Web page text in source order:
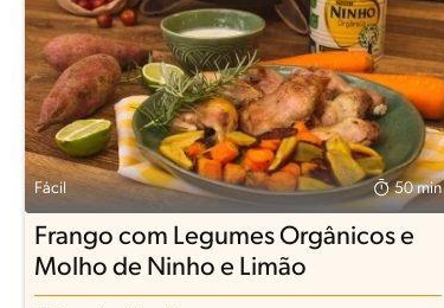
Fácil 50 min
Frango com Legumes Orgânicos e
Molho de Ninho e Limão